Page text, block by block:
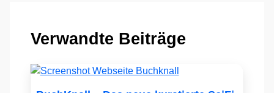
Verwandte Beiträge